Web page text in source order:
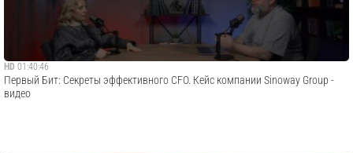
HD 01:40:46
Первый Бит: Секреты эффективного CFO. Кейс компании Sinoway Group -
видео